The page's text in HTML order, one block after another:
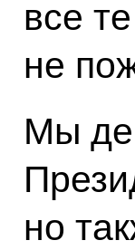
все
не
Мы
но